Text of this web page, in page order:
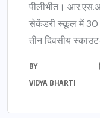
पीलीभीत।
सेकेंडरी स्कूल में 30
तीन दिवसीय
BY
VIDYA BHARTI